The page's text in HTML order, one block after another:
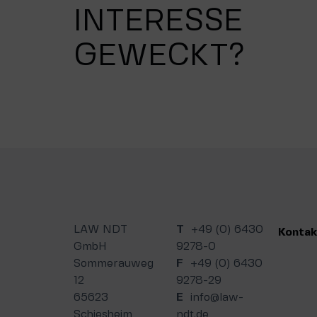
INTERESSE
GEWECKT?
LAW NDT
GmbH
Sommerauweg
12
65623
Schiesheim
T +49 (0) 6430
9278-0
F +49 (0) 6430
9278-29
E info@law-
ndt.de